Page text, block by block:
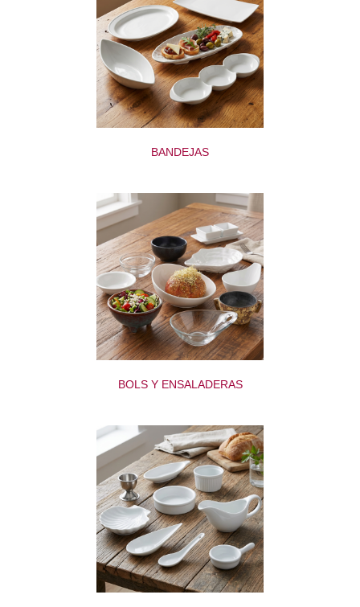
BANDEJAS
BOLS Y ENSALADERAS